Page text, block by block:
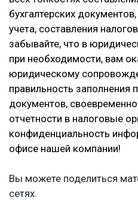
бухгалтерских
учета, составления
забывайте, что в
при необходимости, вам
юридическому
правильность заполнения
документов,
отчетности в налоговые
конфиденциальность
офисе нашей компании!
Вы можете поделиться
сетях.